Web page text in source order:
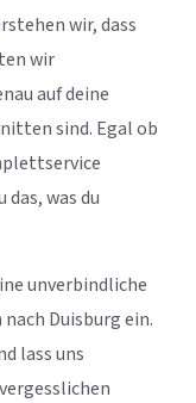
wir, dass
wir
auf deine
sind. Egal ob
was du
unverbindliche
Duisburg ein.
lass uns